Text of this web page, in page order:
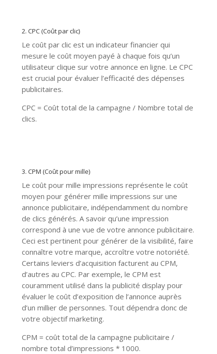
2. CPC (Coût par clic)
Le coût par clic est un indicateur financier qui
mesure le coût moyen payé à chaque fois qu’un
utilisateur clique sur votre annonce en ligne. Le CPC
est crucial pour évaluer l’efficacité des dépenses
publicitaires.
CPC = Coût total de la campagne / Nombre total de
clics.
3. CPM (Coût pour mille)
Le coût pour mille impressions représente le coût
moyen pour générer mille impressions sur une
annonce publicitaire, indépendamment du nombre
de clics générés. A savoir qu’une impression
correspond à une vue de votre annonce publicitaire.
Ceci est pertinent pour générer de la visibilité, faire
connaître votre marque, accroître votre notoriété.
Certains leviers d’acquisition facturent au CPM,
d’autres au CPC. Par exemple, le CPM est
couramment utilisé dans la publicité display pour
évaluer le coût d’exposition de l’annonce auprès
d’un millier de personnes. Tout dépendra donc de
votre objectif marketing.
CPM = coût total de la campagne publicitaire /
nombre total d’impressions * 1000.